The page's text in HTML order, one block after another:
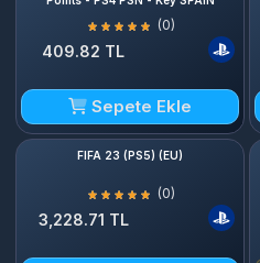
(0)
409.82 TL
Sepete Ekle
FIFA 23 (PS5) (EU)
(0)
3,228.71 TL